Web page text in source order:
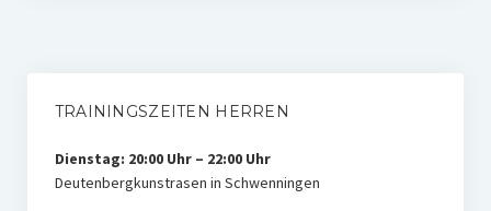
TRAININGSZEITEN HERREN
Dienstag: 20:00 Uhr – 22:00 Uhr
Deutenbergkunstrasen in Schwenningen